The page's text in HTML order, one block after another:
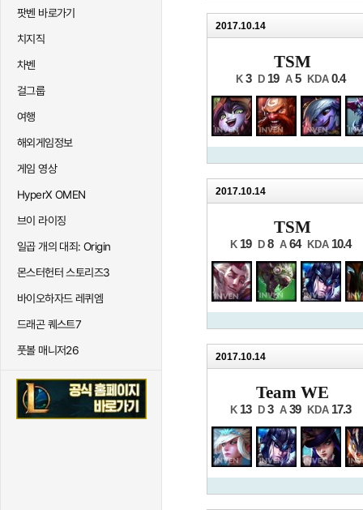
팟벤 바로가기
치지직
차벤
걸그룹
여행
해외게임정보
게임 영상
HyperX OMEN
브이 라이징
일곱 개의 대죄: Origin
몬스터헌터 스토리즈3
바이오하자드 레퀴엠
드래곤 퀘스트7
풋볼 매니저26
2017.10.14
TSM
K 3 D 19 A 5 KDA 0.4
2017.10.14
TSM
K 19 D 8 A 64 KDA 10.4
2017.10.14
Team WE
K 13 D 3 A 39 KDA 17.3